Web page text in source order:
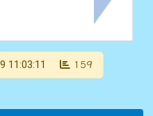
棋文化協會舉辦「2026 夏季
下一筆：
11:03:11 159